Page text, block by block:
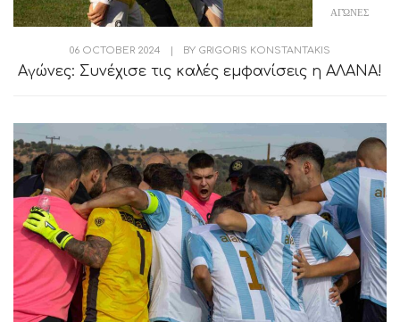
ΑΓΏΝΕΣ
06 OCTOBER 2024 | BY GRIGORIS KONSTANTAKIS
Αγώνες: Συνέχισε τις καλές εμφανίσεις η ΑΛΑΝΑ!